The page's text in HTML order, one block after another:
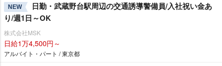
NEW
日勤・武蔵野台駅周辺の交通誘導警備員/入社祝い金あ
り/週1日～OK
株式会社MSK
日給1万4,500円～
アルバイト・パート / 東京都